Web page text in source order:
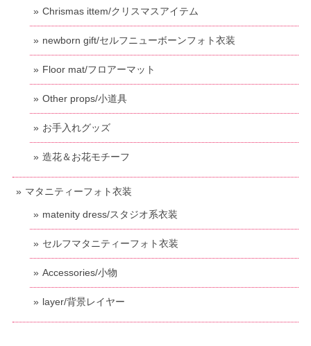
Chrismas ittem/クリスマスアイテム
newborn gift/セルフニューボーンフォト衣装
Floor mat/フロアーマット
Other props/小道具
お手入れグッズ
造花＆お花モチーフ
マタニティーフォト衣装
matenity dress/スタジオ系衣装
セルフマタニティーフォト衣装
Accessories/小物
layer/背景レイヤー